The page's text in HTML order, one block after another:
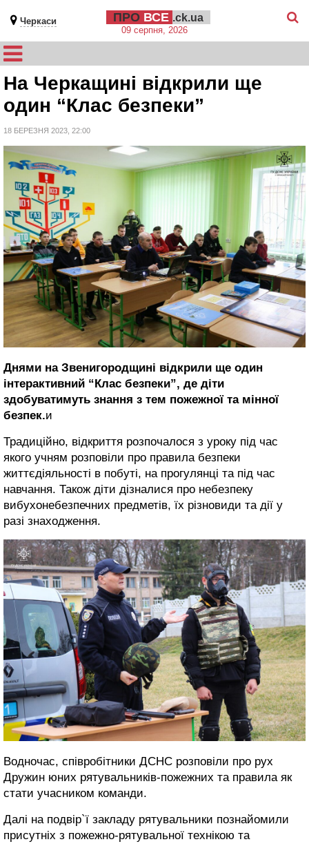
Черкаси ПРО ВСЕ .ck.ua
09 серпня, 2026
На Черкащині відкрили ще
один “Клас безпеки”
18 БЕРЕЗНЯ 2023, 22:00
Днями на Звенигородщині відкрили ще один
інтерактивний “Клас безпеки”, де діти
здобуватимуть знання з тем пожежної та мінної
безпек.и
Традиційно, відкриття розпочалося з уроку під час
якого учням розповіли про правила безпеки
життєдіяльності в побуті, на прогулянці та під час
навчання. Також діти дізналися про небезпеку
вибухонебезпечних предметів, їх різновиди та дії у
разі знаходження.
Водночас, співробітники ДСНС розповіли про рух
Дружин юних рятувальників-пожежних та правила як
стати учасником команди.
Далі на подвір`ї закладу рятувальники познайомили
присутніх з пожежно-рятувальної технікою та